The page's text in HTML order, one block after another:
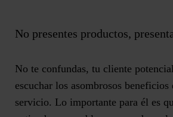
No presentes productos,
No te confundas, tu cliente
escuchar los asombrosos
servicio. Lo importante para él es